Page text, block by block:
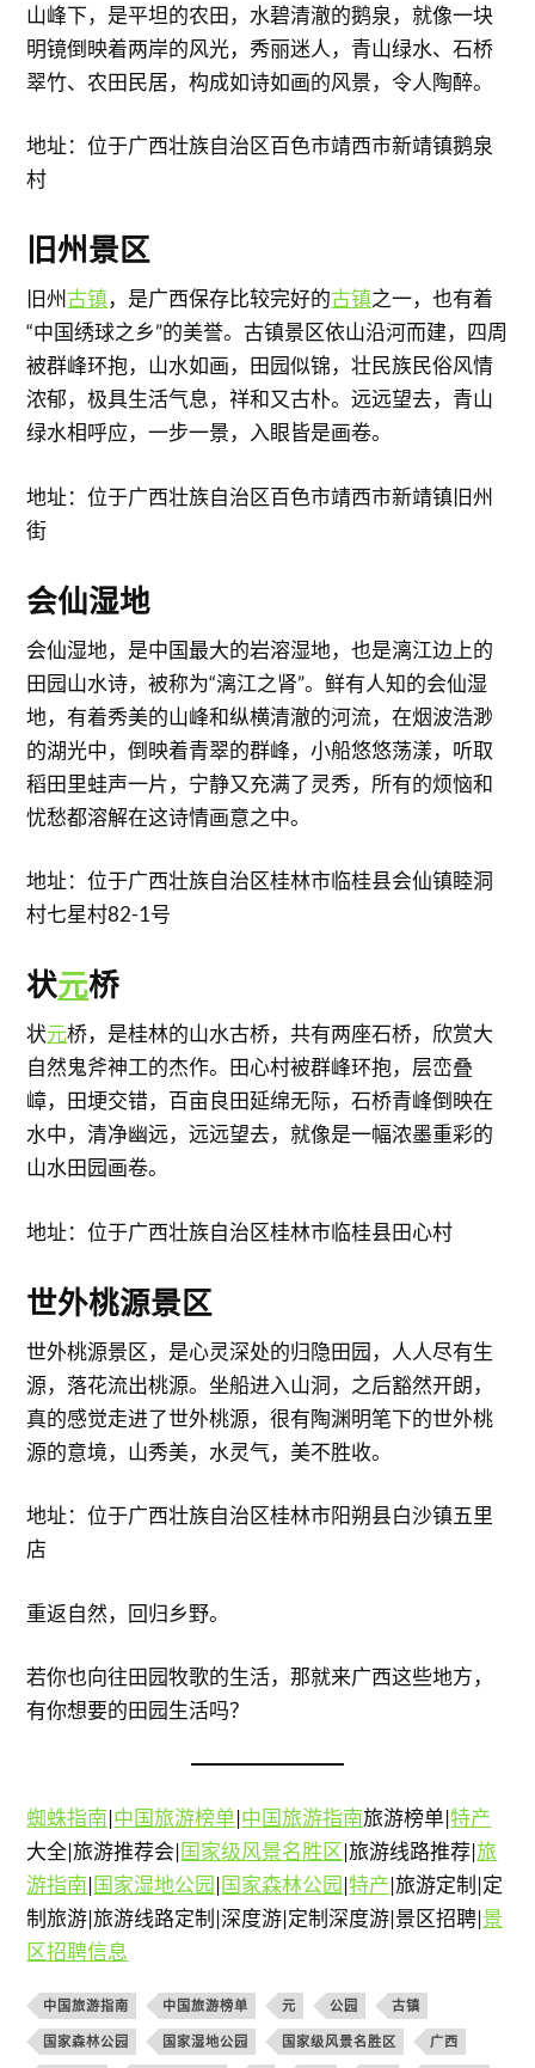
山峰下，是平坦的农田，水碧清澈的鹅泉，就像一块
明镜倒映着两岸的风光，秀丽迷人，青山绿水、石桥
翠竹、农田民居，构成如诗如画的风景，令人陶醉。
地址：位于广西壮族自治区百色市靖西市新靖镇鹅泉
村
旧州景区
旧州古镇，是广西保存比较完好的古镇之一，也有着
“中国绣球之乡”的美誉。古镇景区依山沿河而建，四周
被群峰环抱，山水如画，田园似锦，壮民族民俗风情
浓郁，极具生活气息，祥和又古朴。远远望去，青山
绿水相呼应，一步一景，入眼皆是画卷。
地址：位于广西壮族自治区百色市靖西市新靖镇旧州
街
会仙湿地
会仙湿地，是中国最大的岩溶湿地，也是漓江边上的
田园山水诗，被称为“漓江之肾”。鲜有人知的会仙湿
地，有着秀美的山峰和纵横清澈的河流，在烟波浩渺
的湖光中，倒映着青翠的群峰，小船悠悠荡漾，听取
稻田里蛙声一片，宁静又充满了灵秀，所有的烦恼和
忧愁都溶解在这诗情画意之中。
地址：位于广西壮族自治区桂林市临桂县会仙镇睦洞
村七星村82-1号
状元桥
状元桥，是桂林的山水古桥，共有两座石桥，欣赏大
自然鬼斧神工的杰作。田心村被群峰环抱，层峦叠
嶂，田埂交错，百亩良田延绵无际，石桥青峰倒映在
水中，清净幽远，远远望去，就像是一幅浓墨重彩的
山水田园画卷。
地址：位于广西壮族自治区桂林市临桂县田心村
世外桃源景区
世外桃源景区，是心灵深处的归隐田园，人人尽有生
源，落花流出桃源。坐船进入山洞，之后豁然开朗，
真的感觉走进了世外桃源，很有陶渊明笔下的世外桃
源的意境，山秀美，水灵气，美不胜收。
地址：位于广西壮族自治区桂林市阳朔县白沙镇五里
店
重返自然，回归乡野。
若你也向往田园牧歌的生活，那就来广西这些地方，
有你想要的田园生活吗？
蜘蛛指南|中国旅游榜单|中国旅游指南旅游榜单|特产
大全|旅游推荐会|国家级风景名胜区|旅游线路推荐|旅
游指南|国家湿地公园|国家森林公园|特产|旅游定制|定
制旅游|旅游线路定制|深度游|定制深度游|景区招聘|景
区招聘信息
中国旅游指南 中国旅游榜单 元 公园 古镇
国家森林公园 国家湿地公园 国家级风景名胜区 广西